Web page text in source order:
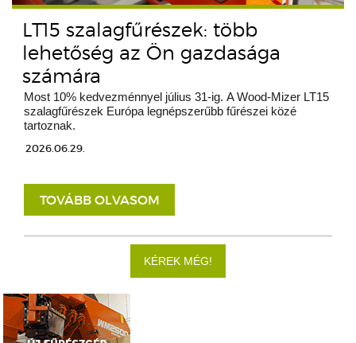
LT15 szalagfűrészek: több
lehetőség az Ön gazdasága
számára
Most 10% kedvezménnyel július 31-ig. A Wood-Mizer LT15
szalagfűrészek Európa legnépszerűbb fűrészei közé
tartoznak.
2026.06.29.
TOVÁBB OLVASOM
KÉREK MÉG!